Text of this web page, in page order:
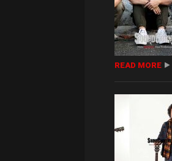
READ MORE